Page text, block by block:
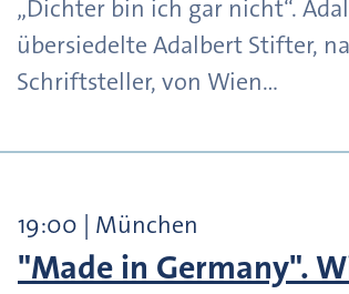
„Dichter bin ich gar nicht“.
übersiedelte Adalbert Stifter,
Schriftsteller, von Wien…
19:00 | München
"Made in Germany".